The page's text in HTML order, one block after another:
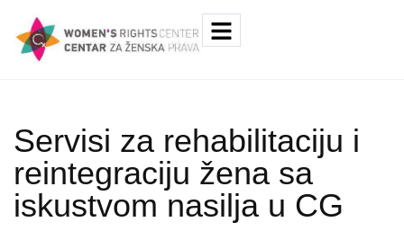
Servisi za rehabilitaciju i
reintegraciju žena sa
iskustvom nasilja u CG